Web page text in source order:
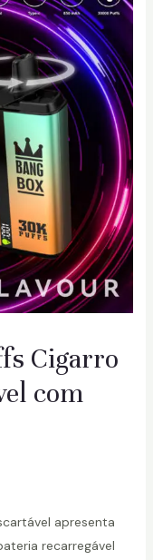
Cigarro
com
apresenta
recarregável